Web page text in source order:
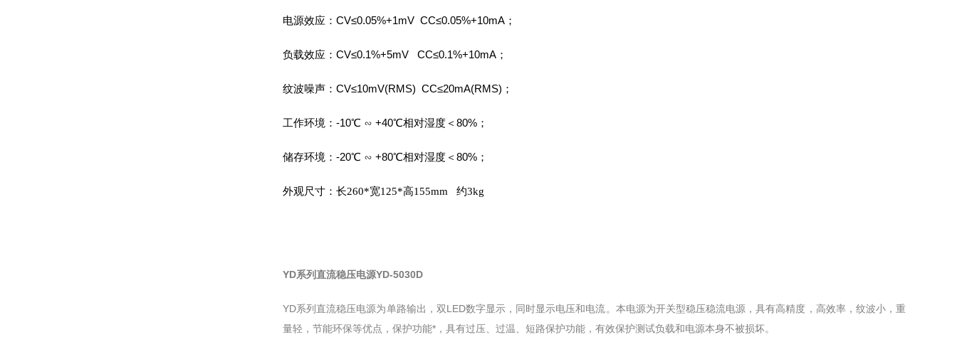
电源效应：CV≤0.05%+1mV CC≤0.05%+10mA；
负载效应：CV≤0.1%+5mV CC≤0.1%+10mA；
纹波噪声：CV≤10mV(RMS) CC≤20mA(RMS)；
工作环境：-10℃ ∽ +40℃相对湿度＜80%；
储存环境：-20℃ ∽ +80℃相对湿度＜80%；
外观尺寸：长260*宽125*高155mm 约3kg
YD系列直流稳压电源YD-5030D
YD系列直流稳压电源为单路输出，双LED数字显示，同时显示电压和电流。本电源为开关型稳压稳流电源，具有高精度，高效率，纹波小，重
量轻，节能环保等优点，保护功能*，具有过压、过温、短路保护功能，有效保护测试负载和电源本身不被损坏。